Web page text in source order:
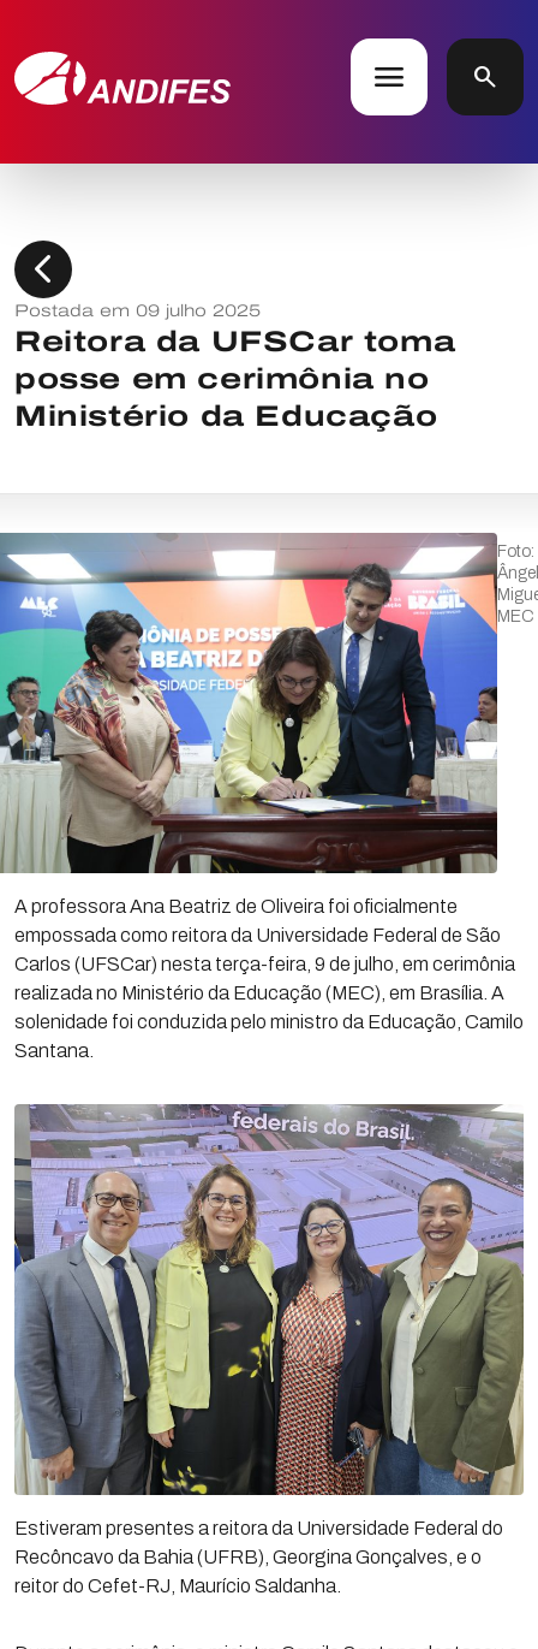
menu search
chevron_left
Postada em 09 julho 2025
Reitora da UFSCar toma
posse em cerimônia no
Ministério da Educação
Foto:
MEC
A professora Ana Beatriz de Oliveira foi oficialmente
empossada como reitora da Universidade Federal de São
Carlos (UFSCar) nesta terça-feira, 9 de julho, em cerimônia
realizada no Ministério da Educação (MEC), em Brasília. A
solenidade foi conduzida pelo ministro da Educação, Camilo
Santana.
Estiveram presentes a reitora da Universidade Federal do
Recôncavo da Bahia (UFRB), Georgina Gonçalves, e o
reitor do Cefet-RJ, Maurício Saldanha.